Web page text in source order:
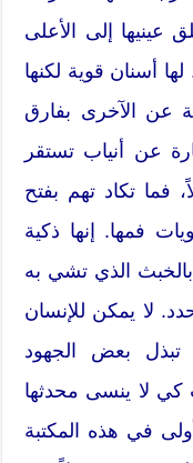
عينيها إلى الأعلى
أسنان قوية لكنها
عن الآخرى بفارق
عن أنياب تستقر
فما تكاد تهم بفتح
فمها. إنها ذكية
الذي تشي به
لا يمكن للإنسان
تبذل بعض الجهود
كي لا ينسى محدثها
في هذه المكتبة